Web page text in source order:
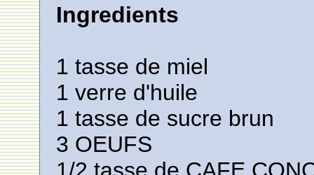
Ingredients
1 tasse de miel
1 verre d'huile
1 tasse de sucre brun
3 OEUFS